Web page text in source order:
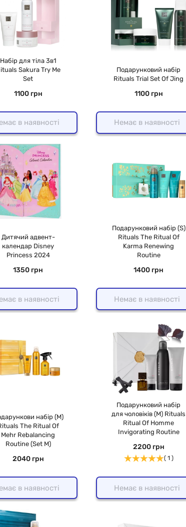
Набір для тіла 3в1
Sakura Try Me
Set
1100 грн
в наявності
Подарунковий набір
Rituals Trial Set Of Jing
1100 грн
Немає в наявності
Дитячий адвент-
календар Disney
Princess 2024
1350 грн
в наявності
Подарунковий набір (S)
Rituals The Ritual Of
Karma Renewing
Routine
1400 грн
Немає в наявності
набір (М)
The Ritual Of
Mehr Rebalancing
Routine (Set М)
2040 грн
в наявності
Подарунковий набір
для чоловіків (М) Rituals
Ritual Of Homme
Invigorating Routine
2200 грн
( 1 )
Немає в наявності